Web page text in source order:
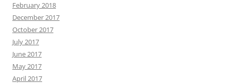
February 2018
December 2017
October 2017
July 2017
June 2017
May 2017
April 2017